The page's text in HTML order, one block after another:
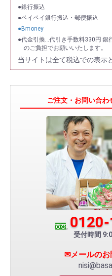
●銀行振込
●ペイペイ銀行振込・郵便振込
●Bmoney
●代金引換…代引き手数料330円 銀
のご負担でお願いいたします。
当サイトは全て税込での表示
ご注文・お問い合わ
受付時間
✉メールのお